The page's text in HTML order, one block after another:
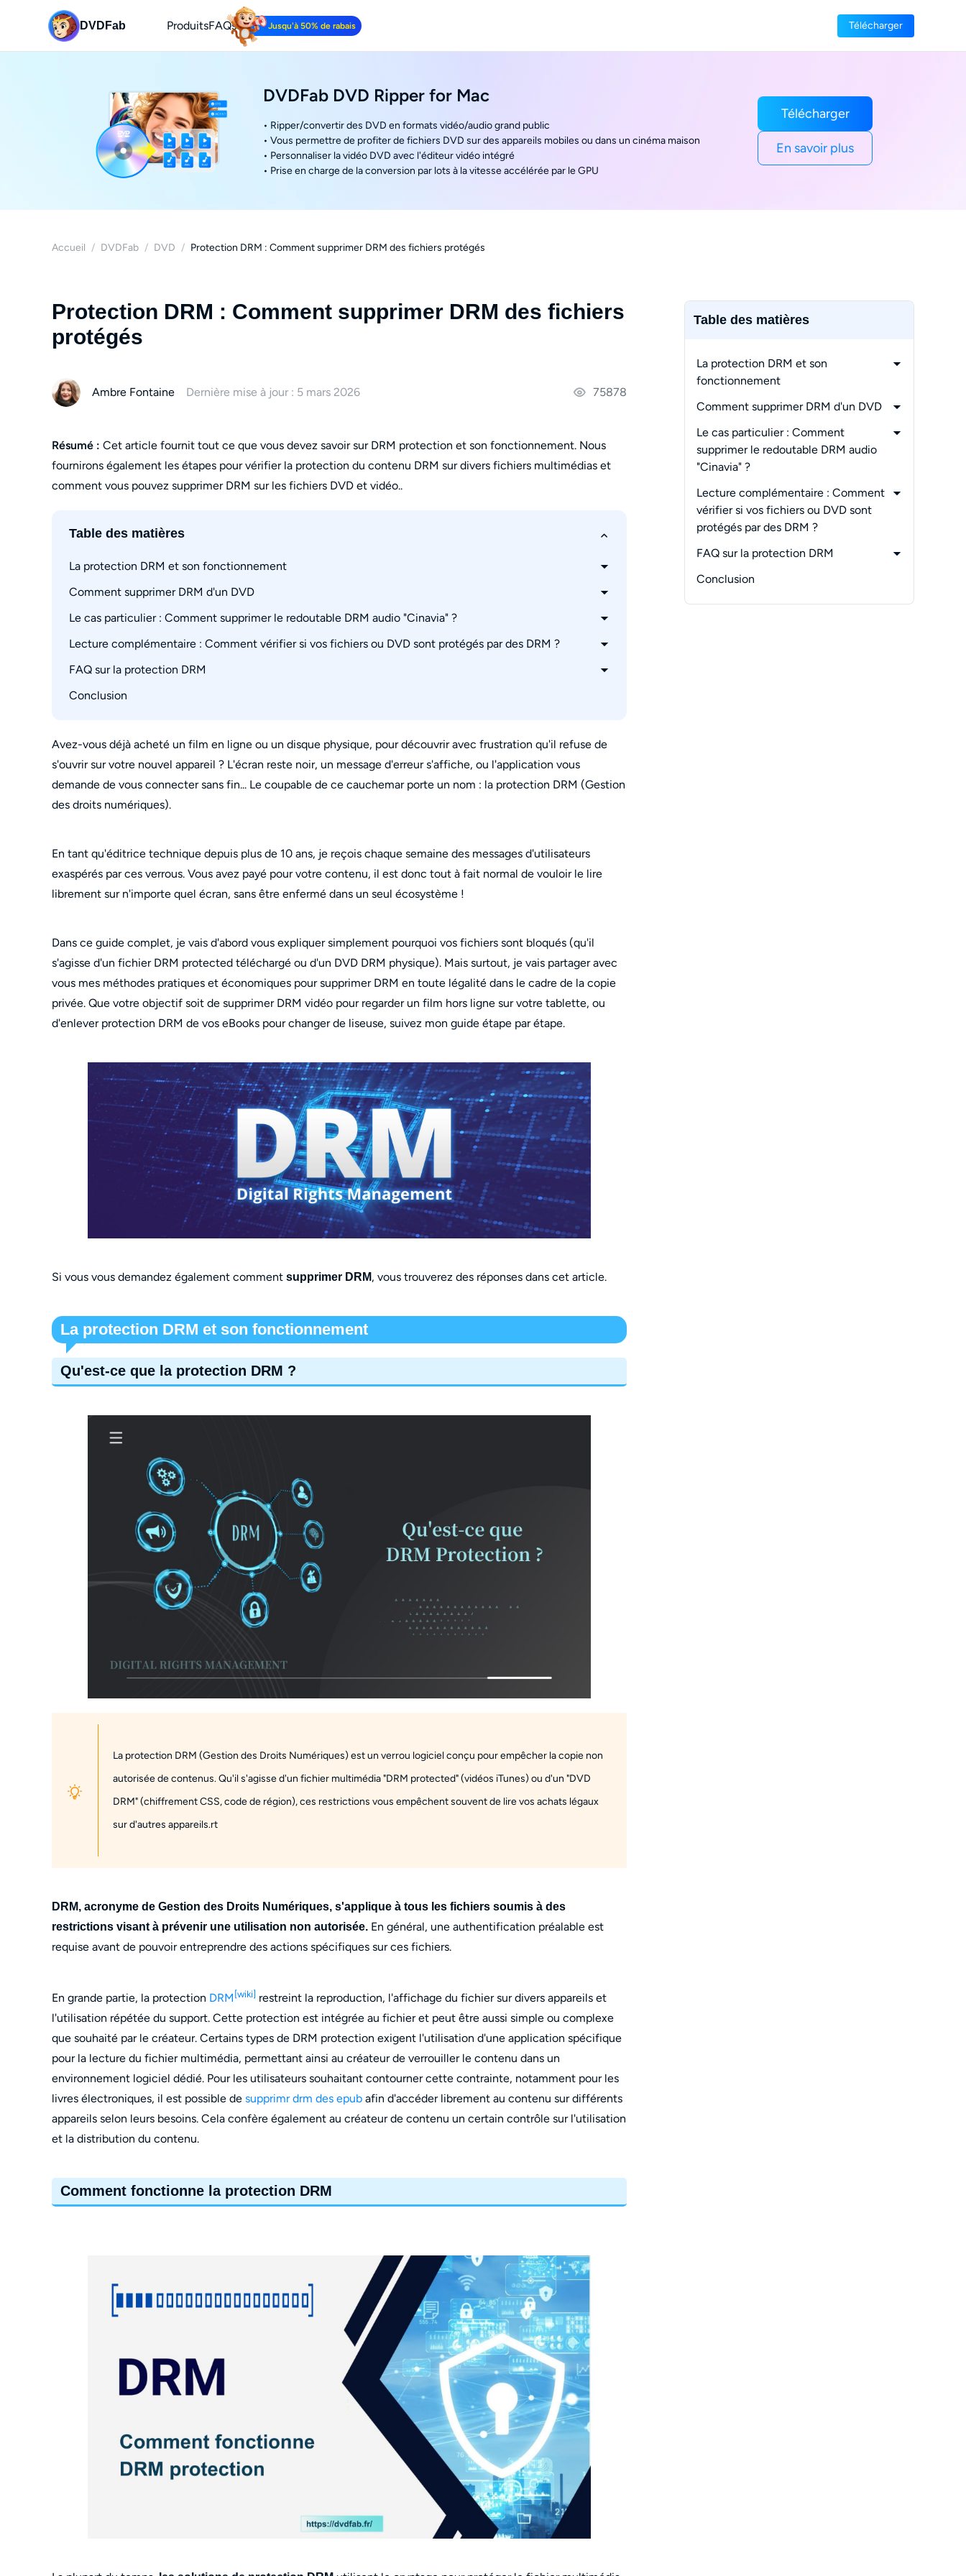
DVDFab ProduitsFAQs Jusqu'à 50% de rabais Télécharger
DVDFab DVD Ripper for Mac
• Ripper/convertir des DVD en formats vidéo/audio grand public
• Vous permettre de profiter de fichiers DVD sur des appareils mobiles ou dans un cinéma maison
• Personnaliser la vidéo DVD avec l'éditeur vidéo intégré
• Prise en charge de la conversion par lots à la vitesse accélérée par le GPU
Télécharger
En savoir plus
Accueil / DVDFab / DVD / Protection DRM : Comment supprimer DRM des fichiers protégés
Protection DRM : Comment supprimer DRM des fichiers
protégés
Ambre Fontaine Dernière mise à jour : 5 mars 2026 75878
Résumé : Cet article fournit tout ce que vous devez savoir sur DRM protection et son fonctionnement. Nous
fournirons également les étapes pour vérifier la protection du contenu DRM sur divers fichiers multimédias et
comment vous pouvez supprimer DRM sur les fichiers DVD et vidéo..
Table des matières
La protection DRM et son fonctionnement
Qu'est-ce que la protection DRM ?
Comment fonctionne la protection DRM
Comment supprimer DRM d'un DVD
Étape 1 : lancez le logiciel et chargez le DVD
Étape 2 : Choisissez un profil et personnalisez la vidéo DVD de sortie
Étape 3 : Démarrer le processus de rip de DVD sans DRM
Le cas particulier : Comment supprimer le redoutable DRM audio "Cinavia" ?
Qu'est-ce que le DRM Cinavia ?
La solution d'experte : DVDFab DVD Cinavia Removal
Lecture complémentaire : Comment vérifier si vos fichiers ou DVD sont protégés par des DRM ?
Fichiers audio et vidéo
Dossiers
Livres numériques
FAQ sur la protection DRM
Pourquoi les DRM sont-ils utilisés sur les DVD ?
Comment supprimer la protection DRM d'un PDF  ?
Comment supprimer la protection DRM des vidéos DRM ?
Comment puis-je naviguer avec Captvty en contourant des protections DRM  ?
Conclusion
Avez-vous déjà acheté un film en ligne ou un disque physique, pour découvrir avec frustration qu'il refuse de
s'ouvrir sur votre nouvel appareil ? L'écran reste noir, un message d'erreur s'affiche, ou l'application vous
demande de vous connecter sans fin... Le coupable de ce cauchemar porte un nom : la protection DRM (Gestion
des droits numériques).
En tant qu'éditrice technique depuis plus de 10 ans, je reçois chaque semaine des messages d'utilisateurs
exaspérés par ces verrous. Vous avez payé pour votre contenu, il est donc tout à fait normal de vouloir le lire
librement sur n'importe quel écran, sans être enfermé dans un seul écosystème !
Dans ce guide complet, je vais d'abord vous expliquer simplement pourquoi vos fichiers sont bloqués (qu'il
s'agisse d'un fichier DRM protected téléchargé ou d'un DVD DRM physique). Mais surtout, je vais partager avec
vous mes méthodes pratiques et économiques pour supprimer DRM en toute légalité dans le cadre de la copie
privée. Que votre objectif soit de supprimer DRM vidéo pour regarder un film hors ligne sur votre tablette, ou
d'enlever protection DRM de vos eBooks pour changer de liseuse, suivez mon guide étape par étape.
Si vous vous demandez également comment supprimer DRM, vous trouverez des réponses dans cet article.
La protection DRM et son fonctionnement
Qu'est-ce que la protection DRM ?
La protection DRM (Gestion des Droits Numériques) est un verrou logiciel conçu pour empêcher la copie non
autorisée de contenus. Qu'il s'agisse d'un fichier multimédia "DRM protected" (vidéos iTunes) ou d'un "DVD
DRM" (chiffrement CSS, code de région), ces restrictions vous empêchent souvent de lire vos achats légaux
sur d'autres appareils.rt
DRM, acronyme de Gestion des Droits Numériques, s'applique à tous les fichiers soumis à des
restrictions visant à prévenir une utilisation non autorisée. En général, une authentification préalable est
requise avant de pouvoir entreprendre des actions spécifiques sur ces fichiers.
En grande partie, la protection DRM[wiki] restreint la reproduction, l'affichage du fichier sur divers appareils et
l'utilisation répétée du support. Cette protection est intégrée au fichier et peut être aussi simple ou complexe
que souhaité par le créateur. Certains types de DRM protection exigent l'utilisation d'une application spécifique
pour la lecture du fichier multimédia, permettant ainsi au créateur de verrouiller le contenu dans un
environnement logiciel dédié. Pour les utilisateurs souhaitant contourner cette contrainte, notamment pour les
livres électroniques, il est possible de supprimr drm des epub afin d'accéder librement au contenu sur différents
appareils selon leurs besoins. Cela confère également au créateur de contenu un certain contrôle sur l'utilisation
et la distribution du contenu.
Comment fonctionne la protection DRM
Table des matières
La protection DRM et son
fonctionnement
- Qu'est-ce que la protection DRM ?
DRM
Comment supprimer DRM d'un DVD
-
Étape 1 :
lancez le logiciel et chargez le DVD
- Étape 2 :
la vidéo DVD de sortie
Étape 3 :
Démarrer le processus de rip de DVD
sans DRM
Le cas particulier : Comment
supprimer le redoutable DRM audio
"Cinavia" ?
-
Qu'est-ce que le DRM Cinavia ?
- La solution d'experte :
DVDFab DVD Cinavia Removal
Lecture complémentaire : Comment
vérifier si vos fichiers ou DVD sont
protégés par des DRM ?
-
Fichiers audio et vidéo
- Livres numériques
FAQ sur la protection DRM
- Pourquoi les DRM sont-ils utilisés sur
Conclusion